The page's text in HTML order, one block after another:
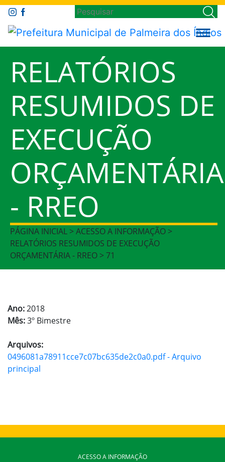
RELATÓRIOS
RESUMIDOS DE
EXECUÇÃO
ORÇAMENTÁRIA
- RREO
PÁGINA INICIAL > ACESSO A INFORMAÇÃO >
RELATÓRIOS RESUMIDOS DE EXECUÇÃO
ORÇAMENTÁRIA - RREO > 71
Ano:2018
Mês:3º Bimestre
Arquivos:
0496081a78911cce7c07bc635de2c0a0.pdf - Arquivo
principal
ACESSO A INFORMAÇÃO